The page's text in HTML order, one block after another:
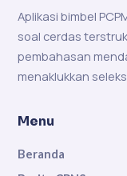
Aplikasi bimbel
soal cerdas
pembahasan
menaklukkan
Menu
Beranda